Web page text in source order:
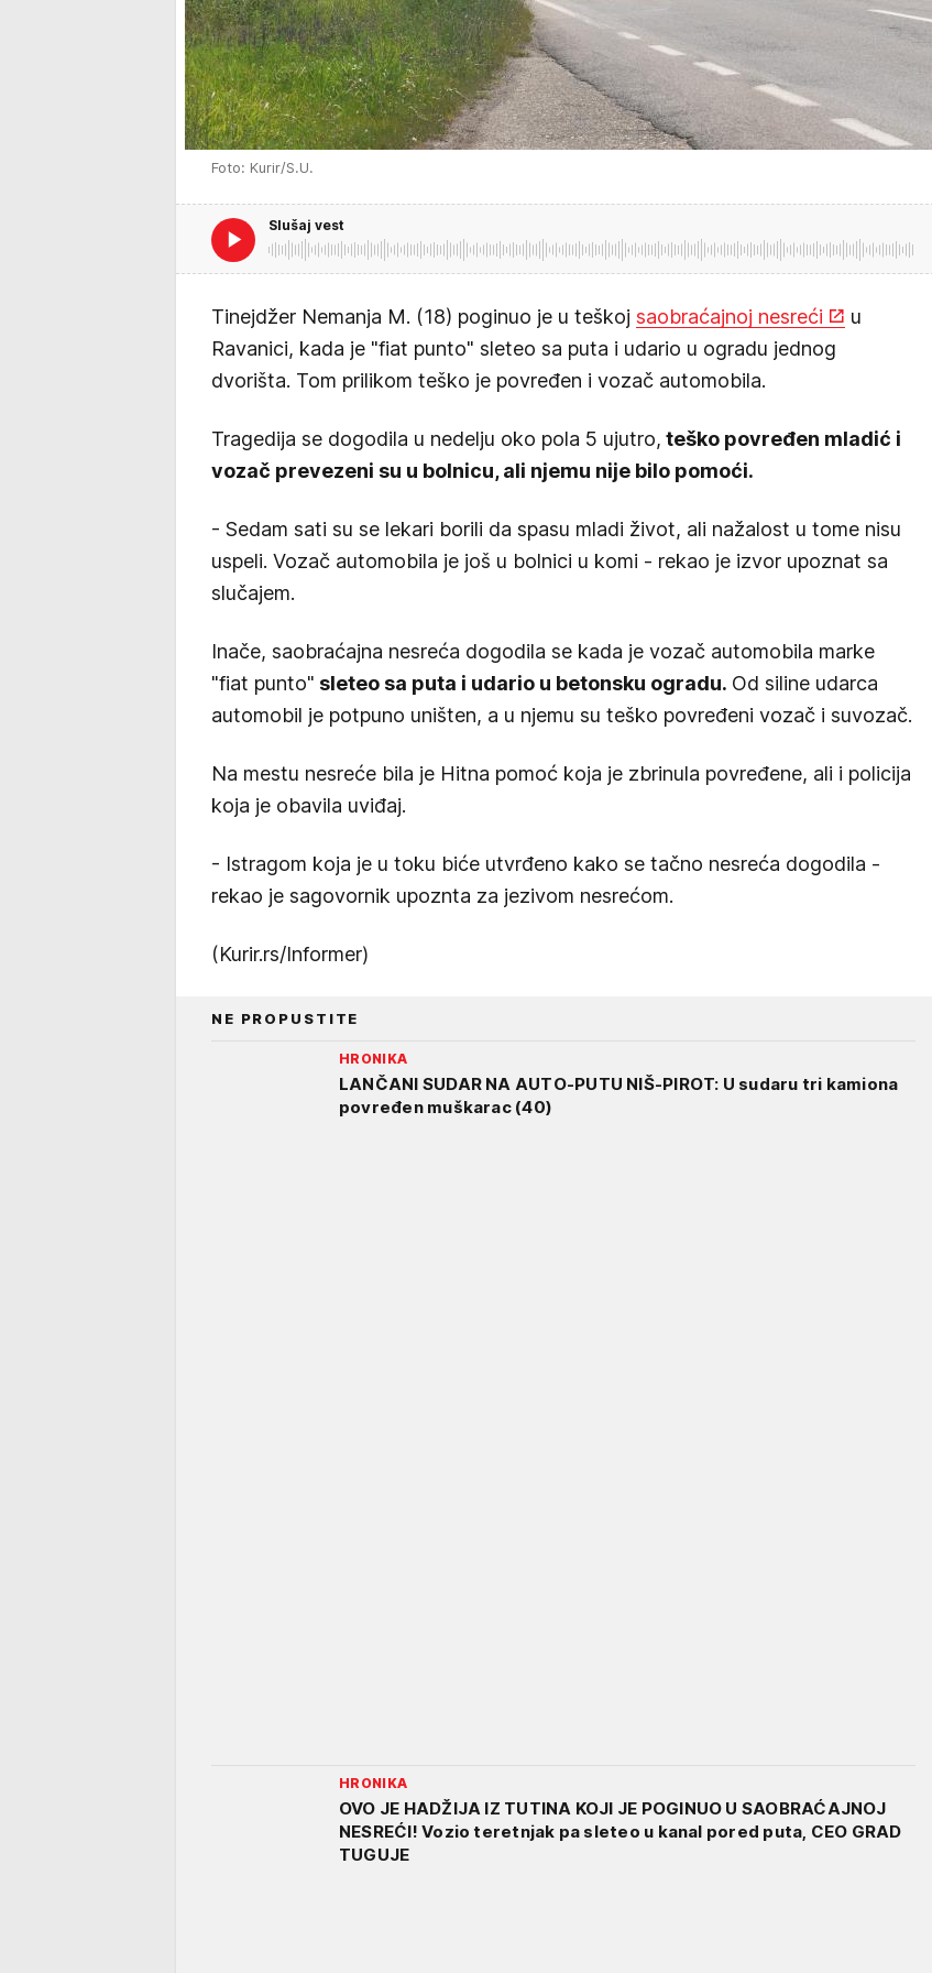
Foto: Kurir/S.U.
Slušaj vest
Tinejdžer Nemanja M. (18) poginuo je u teškoj saobraćajnoj nesreći
u
Ravanici, kada je "fiat punto" sleteo sa puta i udario u ogradu jednog
dvorišta. Tom prilikom teško je povređen i vozač automobila.
Tragedija se dogodila u nedelju oko pola 5 ujutro, teško povređen mladić i
vozač prevezeni su u bolnicu, ali njemu nije bilo pomoći.
- Sedam sati su se lekari borili da spasu mladi život, ali nažalost u tome nisu
uspeli. Vozač automobila je još u bolnici u komi - rekao je izvor upoznat sa
slučajem.
Inače, saobraćajna nesreća dogodila se kada je vozač automobila marke
"fiat punto" sleteo sa puta i udario u betonsku ogradu. Od siline udarca
automobil je potpuno uništen, a u njemu su teško povređeni vozač i suvozač.
Na mestu nesreće bila je Hitna pomoć koja je zbrinula povređene, ali i policija
koja je obavila uviđaj.
- Istragom koja je u toku biće utvrđeno kako se tačno nesreća dogodila -
rekao je sagovornik upoznta za jezivom nesrećom.
(Kurir.rs/Informer)
NE PROPUSTITE
HRONIKA
LANČANI SUDAR NA AUTO-PUTU NIŠ-PIROT: U sudaru tri kamiona
povređen muškarac (40)
HRONIKA
OVO JE HADŽIJA IZ TUTINA KOJI JE POGINUO U SAOBRAĆAJNOJ
NESREĆI! Vozio teretnjak pa sleteo u kanal pored puta, CEO GRAD
TUGUJE